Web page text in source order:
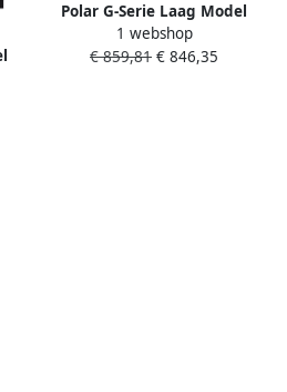
Polar G-Serie Laag Model
Driedeurs Barkoeling 320l
GE999 Horeca &
1 webshop
€ 859,81 € 846,35